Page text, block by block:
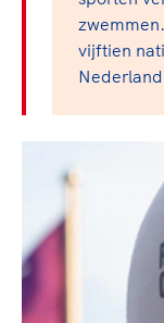
vijftien